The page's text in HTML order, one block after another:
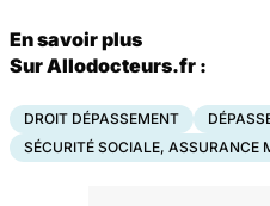
En savoir plus
Sur Allodocteurs.fr :
DROIT DÉPASSEMENT
SÉCURITÉ SOCIALE, ASSURANCE